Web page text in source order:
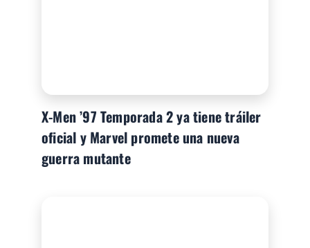
X-Men ’97 Temporada 2 ya tiene tráiler
oficial y Marvel promete una nueva
guerra mutante